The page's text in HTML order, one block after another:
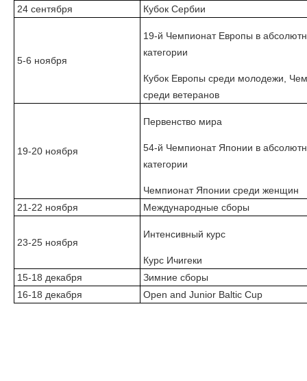
24 сентября
Кубок Сербии
5-6 ноября
19-й Чемпионат Европы в
категории
Кубок Европы среди молодежи,
среди ветеранов
19-20 ноября
Первенство мира
54-й Чемпионат Японии в
категории
Чемпионат Японии среди женщин
21-22 ноября
Международные сборы
23-25 ноября
Интенсивный курс
Курс Ичигеки
15-18 декабря
Зимние сборы
16-18 декабря
Open and Junior Baltic Cup